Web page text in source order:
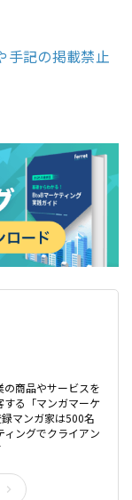
手記の掲載禁止
商品やサービスを
する「マンガマーケ
マンガ家は500名
ングでクライアン
す